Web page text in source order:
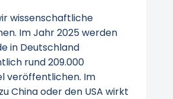
wissenschaftliche
Im Jahr 2025 werden
in Deutschland
rund 209.000
veröffentlichen. Im
China oder den USA wirkt